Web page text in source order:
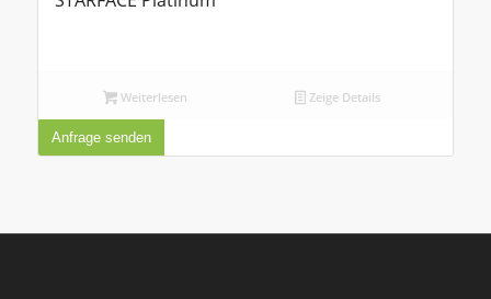
Weiterlesen Zeige Details
Anfrage senden